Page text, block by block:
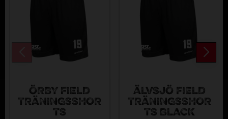
ÖRBY FIELD
TRÄNINGSSHOR
TS
ÄLVSJÖ FIELD
TRÄNINGSSHOR
TS BLACK